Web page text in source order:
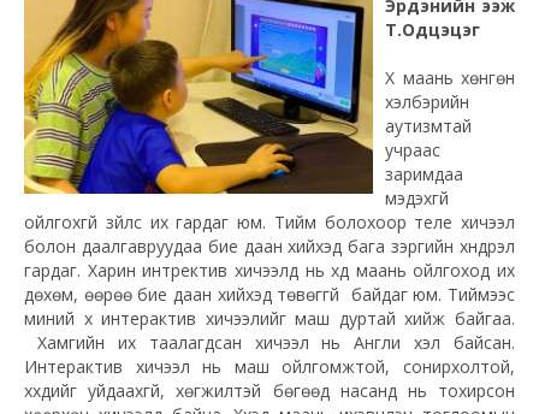
Эрдэнийн ээж
Т.Одцэцэг
Хүү маань хөнгөн
хэлбэрийн
аутизмтай
учраас
заримдаа
мэдэхгүй
ойлгохгүй зүйлс их гардаг юм. Тийм болохоор теле хичээл
болон даалгавруудаа бие даан хийхэд бага зэргийн хүндрэл
гардаг. Харин интректив хичээлүүд нь хүүд маань ойлгоход их
дөхөм, өөрөө бие даан хийхэд төвөггүй байдаг юм. Тиймээс
миний хүү интерактив хичээлийг маш дуртай хийж байгаа.
Хамгийн их таалагдсан хичээл нь Англи хэл байсан.
Интерактив хичээл нь маш ойлгомжтой, сонирхолтой,
хүүхдийг уйдаахгүй, хөгжилтэй бөгөөд насанд нь тохирсон